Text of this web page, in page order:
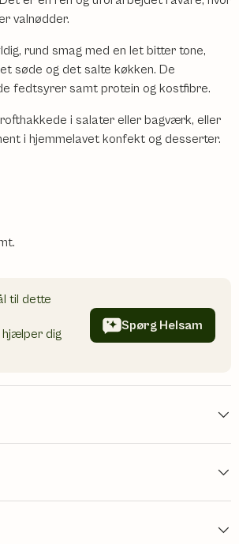
valnødder.
rund smag med en let bitter tone,
søde og det salte køkken. De
fedtsyrer samt protein og kostfibre.
i salater eller bagværk, eller
i hjemmelavet konfekt og desserter.
til dette
hjælper dig
Spørg Helsam